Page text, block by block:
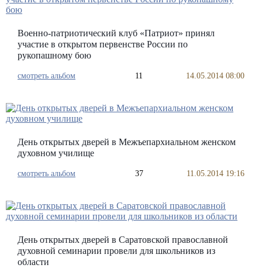
Военно-патриотический клуб «Патриот» принял
участие в открытом первенстве России по
рукопашному бою
смотреть альбом 11 14.05.2014 08:00
День открытых дверей в Межъепархиальном женском
духовном училище
смотреть альбом 37 11.05.2014 19:16
День открытых дверей в Саратовской православной
духовной семинарии провели для школьников из
области